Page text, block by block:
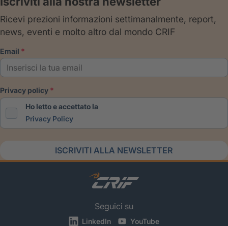
Ricevi prezioni informazioni settimanalmente, report,
news, eventi e molto altro dal mondo CRIF
email
privacy policy
Ho letto e accettato la
Privacy Policy
ISCRIVITI ALLA NEWSLETTER
Seguici su
LinkedIn YouTube